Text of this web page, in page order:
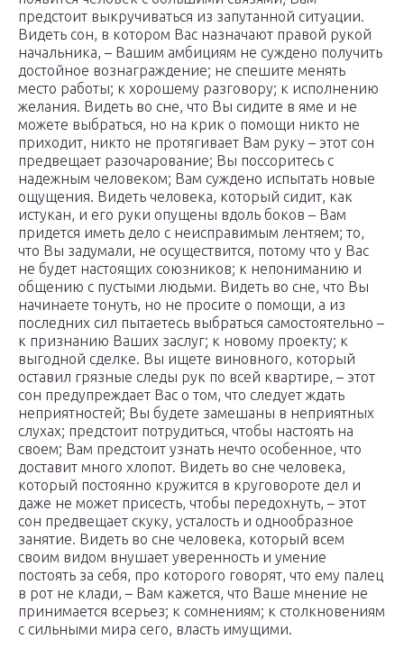
предстоит выкручиваться из запутанной ситуации.
Видеть сон, в котором Вас назначают правой рукой
начальника, – Вашим амбициям не суждено получить
достойное вознаграждение; не спешите менять
место работы; к хорошему разговору; к исполнению
желания. Видеть во сне, что Вы сидите в яме и не
можете выбраться, но на крик о помощи никто не
приходит, никто не протягивает Вам руку – этот сон
предвещает разочарование; Вы поссоритесь с
надежным человеком; Вам суждено испытать новые
ощущения. Видеть человека, который сидит, как
истукан, и его руки опущены вдоль боков – Вам
придется иметь дело с неисправимым лентяем; то,
что Вы задумали, не осуществится, потому что у Вас
не будет настоящих союзников; к непониманию и
общению с пустыми людьми. Видеть во сне, что Вы
начинаете тонуть, но не просите о помощи, а из
последних сил пытаетесь выбраться самостоятельно –
к признанию Ваших заслуг; к новому проекту; к
выгодной сделке. Вы ищете виновного, который
оставил грязные следы рук по всей квартире, – этот
сон предупреждает Вас о том, что следует ждать
неприятностей; Вы будете замешаны в неприятных
слухах; предстоит потрудиться, чтобы настоять на
своем; Вам предстоит узнать нечто особенное, что
доставит много хлопот. Видеть во сне человека,
который постоянно кружится в круговороте дел и
даже не может присесть, чтобы передохнуть, – этот
сон предвещает скуку, усталость и однообразное
занятие. Видеть во сне человека, который всем
своим видом внушает уверенность и умение
постоять за себя, про которого говорят, что ему палец
в рот не клади, – Вам кажется, что Ваше мнение не
принимается всерьез; к сомнениям; к столкновениям
с сильными мира сего, власть имущими.